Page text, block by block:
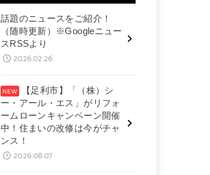
話題のニュースをご紹介！
（随時更新）※Googleニュー
スRSSより
2026.02.26
【足利市】「（株）シ
ー・アール・エス」がリフォ
ームローンキャンペーン開催
中！住まいの改修は今がチャ
ンス！
2026.08.07